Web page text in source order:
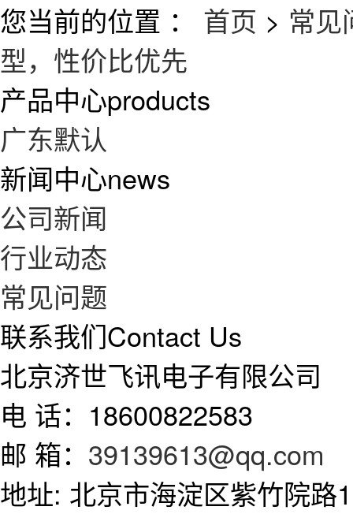
您当前的位置 ： 首页 > 常见
型，性价比优先
产品中心products
广东默认
新闻中心news
公司新闻
行业动态
常见问题
联系我们Contact Us
北京济世飞讯电子有限公司
电 话：18600822583
邮 箱： 39139613@qq.com
地址: 北京市海淀区紫竹院路